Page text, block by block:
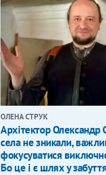
ОЛЕНА СТРУК
Архітектор Олександр
села не зникали,
фокусуватися
Бо це і є шлях у